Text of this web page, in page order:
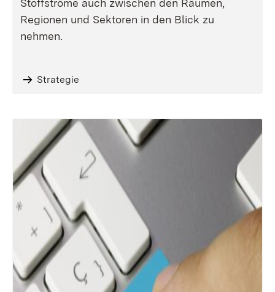
Stoffströme auch zwischen den Räumen,
Regionen und Sektoren in den Blick zu
nehmen.
Strategie